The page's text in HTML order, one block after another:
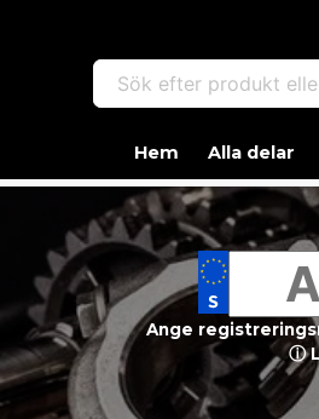
Sök efter produkt eller
Hem Alla delar
Ange
ⓘ